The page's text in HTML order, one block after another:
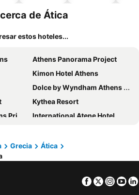
mascotas
de Ática
estos hoteles...
Athens Panorama Project
Kimon Hotel Athens
Dolce by Wyndham Athens Attica Riviera
Kythea Resort
Hotels
International Atene Hotel
Athens
Comer Kinetta Beach
Coco-mat Athens BC
Grecia
Ática
Facebook
Twitter